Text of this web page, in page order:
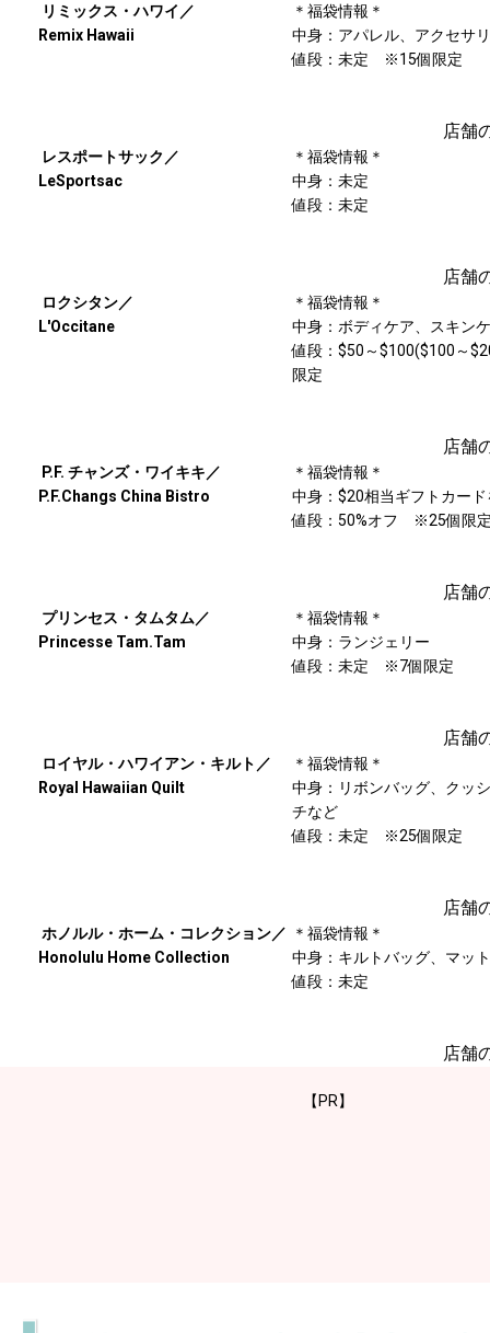
リミックス・ハワイ／
Remix Hawaii
＊福袋情報＊
中身：アパレル、アクセサ
値段：未定 ※15個限定
店舗
レスポートサック／
LeSportsac
＊福袋情報＊
中身：未定
値段：未定
店舗
ロクシタン／
L'Occitane
＊福袋情報＊
中身：ボディケア、スキン
値段：$50～$100($100～
限定
店舗
P.F. チャンズ・ワイキキ／
P.F.Changs China Bistro
＊福袋情報＊
中身：$20相当ギフトカー
値段：50%オフ ※25個限
店舗
プリンセス・タムタム／
Princesse Tam.Tam
＊福袋情報＊
中身：ランジェリー
値段：未定 ※7個限定
店舗
ロイヤル・ハワイアン・キルト／
Royal Hawaiian Quilt
＊福袋情報＊
中身：リボンバッグ、クッ
チなど
値段：未定 ※25個限定
店舗
ホノルル・ホーム・コレクション／
Honolulu Home Collection
＊福袋情報＊
中身：キルトバッグ、マッ
値段：未定
店舗
【PR】